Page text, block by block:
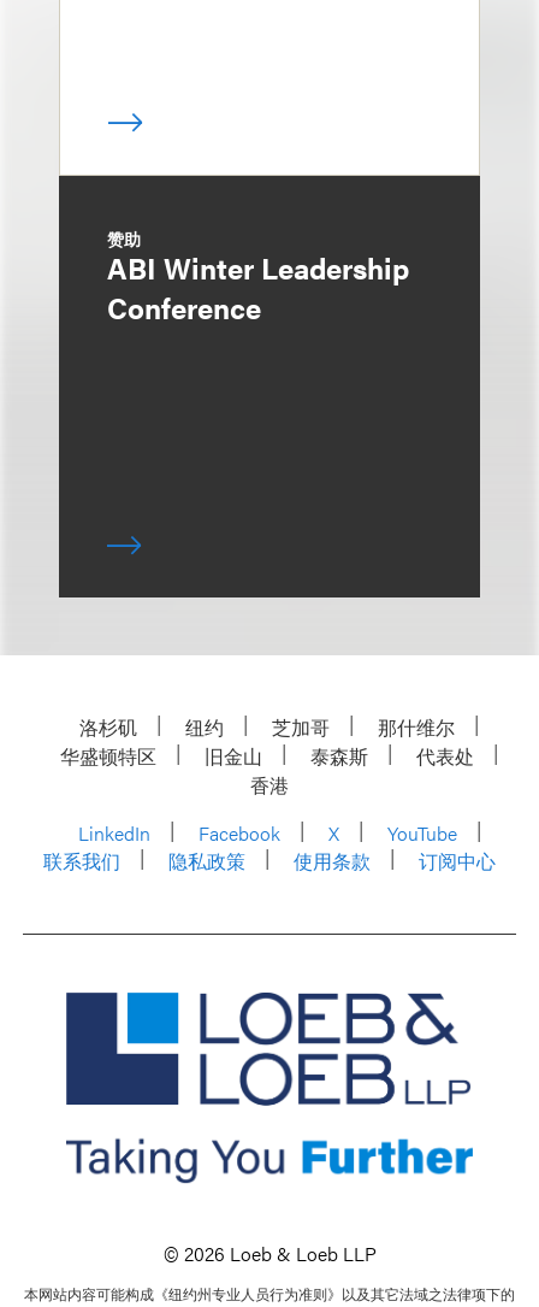
赞助
ABI Winter Leadership
Conference
洛杉矶 纽约 芝加哥
那什维尔
华盛顿特区
旧金山 泰森斯
代表处
香港
LinkedIn
Facebook X
YouTube
联系我们
隐私政策 使用条款 订阅中心
© 2026 Loeb & Loeb LLP
本网站内容可能构成《纽约州专业人员行为准则》以及其它法域之法律项下的